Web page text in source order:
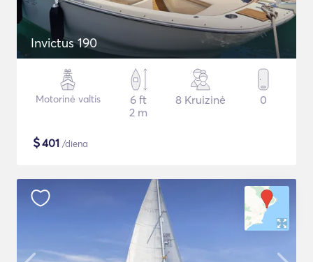
Invictus 190
Motorinė valtis
6 ft
2 m
8 Kruizinė 0
$401 /diena